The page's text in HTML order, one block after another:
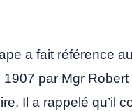
a fait référence
1907 par Mgr
Il a rappelé qu’il